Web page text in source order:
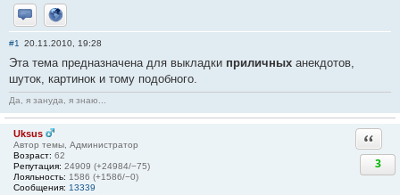
Отправить личное сообщение
Сайт
#1 20.11.2010, 19:28
Эта тема предназначена для выкладки приличных анекдотов,
шуток, картинок и тому подобного.
Да, я зануда, я знаю...
Uksus
Автор темы, Администратор
Возраст: 62
Репутация: 24909 (+24984/−75)
Лояльность: 1586 (+1586/−0)
Сообщения: 13339
3